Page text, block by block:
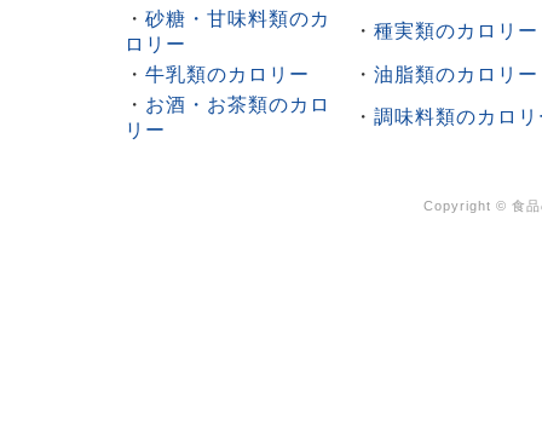
・ 砂糖・甘味料類のカ
ロリー
・ 種実類のカロリー
・ 牛乳類のカロリー ・ 油脂類のカロリー
・ お酒・お茶類のカロ
リー
・ 調味料類のカロリ
Copyright © 食